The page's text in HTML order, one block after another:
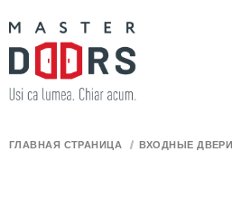
ГЛАВНАЯ СТРАНИЦА ВХОДНЫЕ ДВЕРИ